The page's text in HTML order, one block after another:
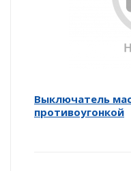
Выключатель
противоугонкой